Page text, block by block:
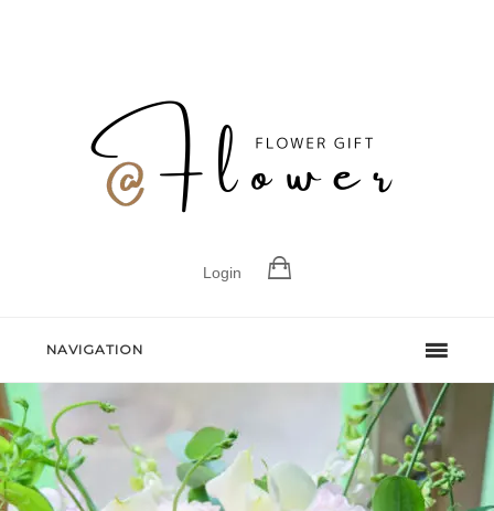
Login
NAVIGATION